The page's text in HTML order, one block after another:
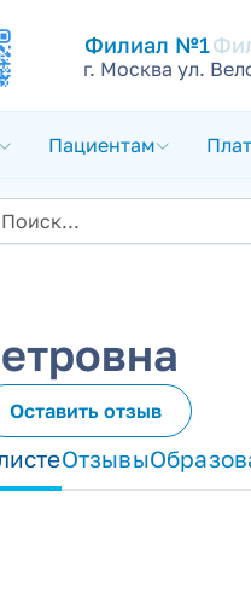
Филиал №1
г. Москва ул.
Пациентам
Оставить отзыв
Отзывы